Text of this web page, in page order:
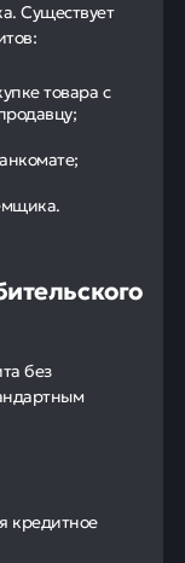
Существует
товара с
без
кредитное